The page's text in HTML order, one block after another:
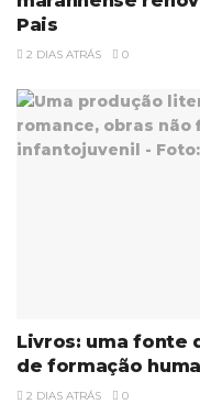
Pais
2 DIAS ATRÁS 0
Livros: uma fonte
de formação
2 DIAS ATRÁS 0